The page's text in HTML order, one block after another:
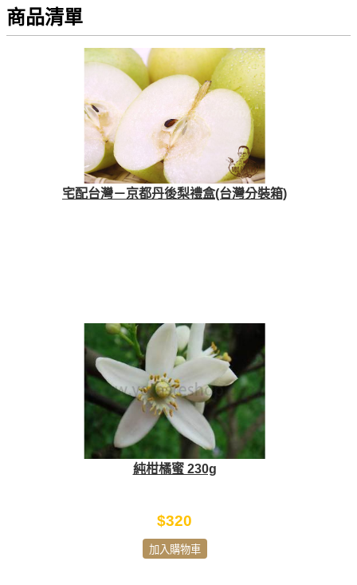
商品清單
宅配台灣－京都丹後梨禮盒(台灣分裝箱)
純柑橘蜜 230g
$320
加入購物車